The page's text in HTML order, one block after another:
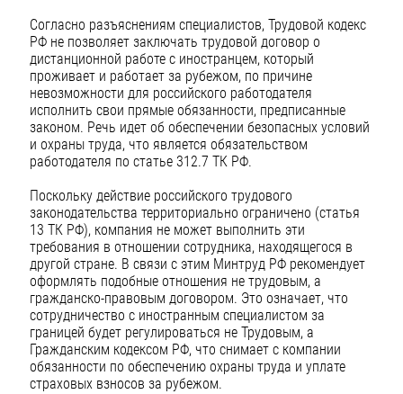
Согласно разъяснениям специалистов, Трудовой кодекс
РФ не позволяет заключать трудовой договор о
дистанционной работе с иностранцем, который
проживает и работает за рубежом, по причине
невозможности для российского работодателя
исполнить свои прямые обязанности, предписанные
законом. Речь идет об обеспечении безопасных условий
и охраны труда, что является обязательством
работодателя по статье 312.7 ТК РФ.
Поскольку действие российского трудового
законодательства территориально ограничено (статья
13 ТК РФ), компания не может выполнить эти
требования в отношении сотрудника, находящегося в
другой стране. В связи с этим Минтруд РФ рекомендует
оформлять подобные отношения не трудовым, а
гражданско-правовым договором. Это означает, что
сотрудничество с иностранным специалистом за
границей будет регулироваться не Трудовым, а
Гражданским кодексом РФ, что снимает с компании
обязанности по обеспечению охраны труда и уплате
страховых взносов за рубежом.